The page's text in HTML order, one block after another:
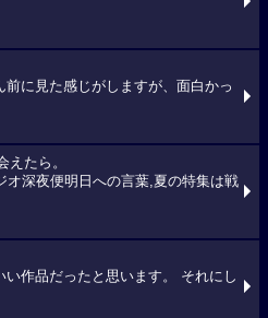
に見た感じがしますが、面白かっ
えたら。
オ深夜便明日への言葉,夏の特集は戦
い作品だったと思います。 それにし